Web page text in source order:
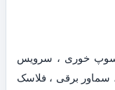
سوپ خوری ، سرویس
سماور برقی ، فلاسک